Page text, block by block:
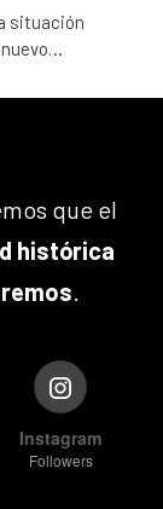
situación
que el
histórica
Instagram
Followers